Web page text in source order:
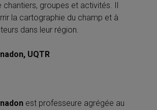
chantiers, groupes et activités. Il
la cartographie du champ et à
dans leur région.
UQTR
est professeure agrégée au